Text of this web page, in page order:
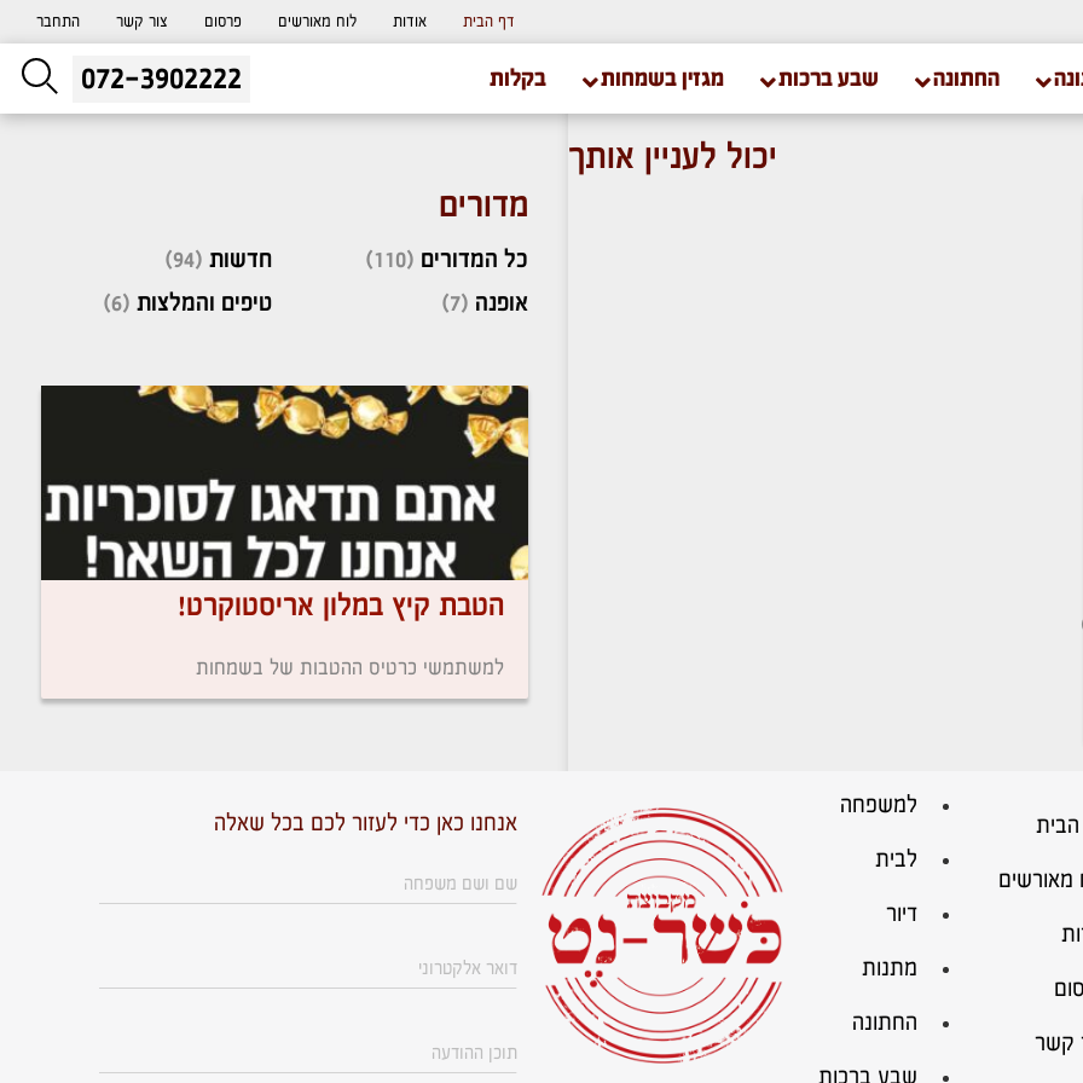
דף הבית אודות לוח מאורשים פרסום צור קשר התחבר
החתונה שבע ברכות מגזין בשמחות בקלות ליעוץ חינם
והזמנת כרטיס שמחות
072-3902222
יכול לעניין אותך
מדורים
כל המדורים (110)
אופנה (7)
חדשות (94)
טיפים והמלצות (6)
הטבת קיץ במלון אריסטוקרט!
למשתמשי כרטיס ההטבות של בשמחות
מאורשים
קשר
למשפחה
לבית
דיור
מתנות
החתונה
שבע ברכות
אנחנו כאן כדי לעזור לכם בכל שאלה